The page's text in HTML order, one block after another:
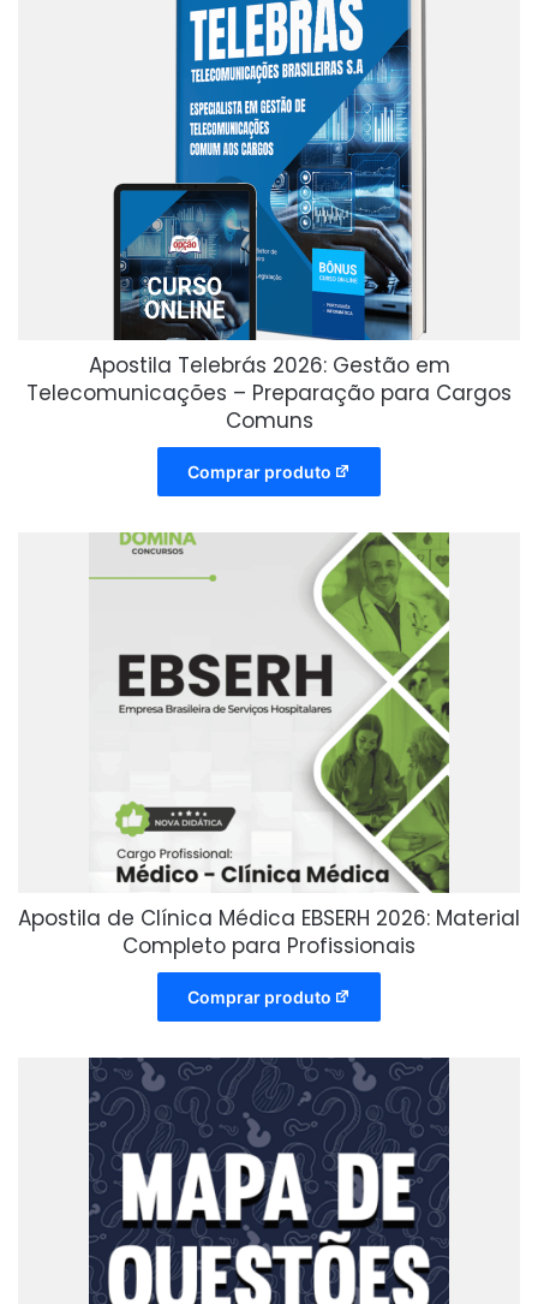
Apostila Telebrás 2026: Gestão em
Telecomunicações – Preparação para Cargos
Comuns
Comprar produto
Apostila de Clínica Médica EBSERH 2026: Material
Completo para Profissionais
Comprar produto